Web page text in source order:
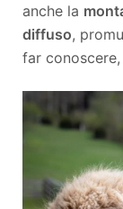
anche la
diffuso,
far